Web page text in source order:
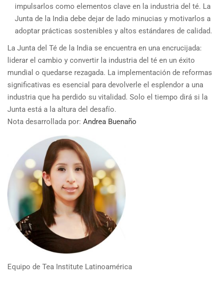
impulsarlos como elementos clave en la industria del té. La
Junta de la India debe dejar de lado minucias y motivarlos a
adoptar prácticas sostenibles y altos estándares de calidad.
La Junta del Té de la India se encuentra en una encrucijada:
liderar el cambio y convertir la industria del té en un éxito
mundial o quedarse rezagada. La implementación de reformas
significativas es esencial para devolverle el esplendor a una
industria que ha perdido su vitalidad. Solo el tiempo dirá si la
Junta está a la altura del desafío.
Nota desarrollada por: Andrea Buenaño
Equipo de Tea Institute Latinoamérica